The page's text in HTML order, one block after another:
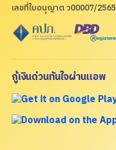
เลขที่ใบอนุญาต ว00007/2565
กู้เงินด่วนทันใจผ่านแอพ